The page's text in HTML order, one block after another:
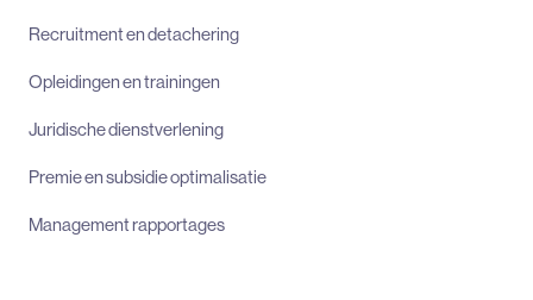
Recruitment en detachering
Opleidingen en trainingen
Juridische dienstverlening
Premie en subsidie optimalisatie
Management rapportages